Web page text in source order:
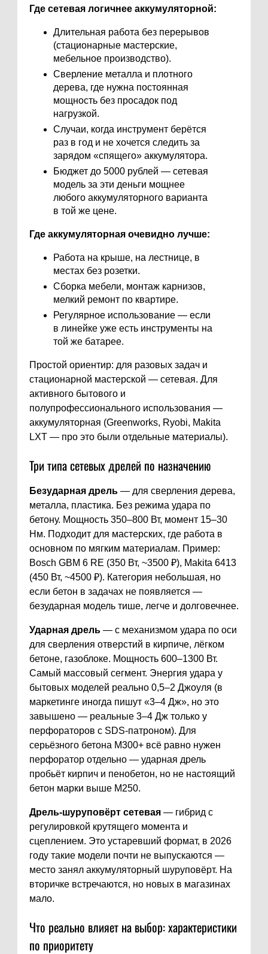
Где сетевая логичнее аккумуляторной:
Длительная работа без перерывов
(стационарные мастерские,
мебельное производство).
Сверление металла и плотного
дерева, где нужна постоянная
мощность без просадок под
нагрузкой.
Случаи, когда инструмент берётся
раз в год и не хочется следить за
зарядом «спящего» аккумулятора.
Бюджет до 5000 рублей — сетевая
модель за эти деньги мощнее
любого аккумуляторного варианта
в той же цене.
Где аккумуляторная очевидно лучше:
Работа на крыше, на лестнице, в
местах без розетки.
Сборка мебели, монтаж карнизов,
мелкий ремонт по квартире.
Регулярное использование — если
в линейке уже есть инструменты на
той же батарее.
Простой ориентир: для разовых задач и
стационарной мастерской — сетевая. Для
активного бытового и
полупрофессионального использования —
аккумуляторная (Greenworks, Ryobi, Makita
LXT — про это были отдельные материалы).
Три типа сетевых дрелей по назначению
Безударная дрель — для сверления дерева,
металла, пластика. Без режима удара по
бетону. Мощность 350–800 Вт, момент 15–30
Нм. Подходит для мастерских, где работа в
основном по мягким материалам. Пример:
Bosch GBM 6 RE (350 Вт, ~3500 ₽), Makita 6413
(450 Вт, ~4500 ₽). Категория небольшая, но
если бетон в задачах не появляется —
безударная модель тише, легче и долговечнее.
Ударная дрель — с механизмом удара по оси
для сверления отверстий в кирпиче, лёгком
бетоне, газоблоке. Мощность 600–1300 Вт.
Самый массовый сегмент. Энергия удара у
бытовых моделей реально 0,5–2 Джоуля (в
маркетинге иногда пишут «3–4 Дж», но это
завышено — реальные 3–4 Дж только у
перфораторов с SDS-патроном). Для
серьёзного бетона М300+ всё равно нужен
перфоратор отдельно — ударная дрель
пробьёт кирпич и пенобетон, но не настоящий
бетон марки выше М250.
Дрель-шуруповёрт сетевая — гибрид с
регулировкой крутящего момента и
сцеплением. Это устаревший формат, в 2026
году такие модели почти не выпускаются —
место занял аккумуляторный шуруповёрт. На
вторичке встречаются, но новых в магазинах
мало.
Что реально влияет на выбор: характеристики
по приоритету